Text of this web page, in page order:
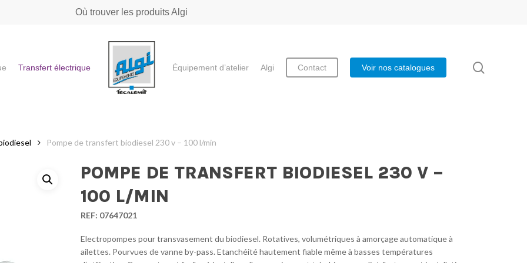
Où trouver les produits Algi
Transfert électrique Équipement d’atelier Algi Contact Voir nos catalogues
Pompe de transfert biodiesel 230 v – 100 l/min
POMPE DE TRANSFERT BIODIESEL 230 V –
100 L/MIN
REF: 07647021
Electropompes pour transvasement du biodiesel. Rotatives, volumétriques à amorçage automatique à
ailettes. Pourvues de vanne by-pass. Etanchéité hautement fiable même à basses températures